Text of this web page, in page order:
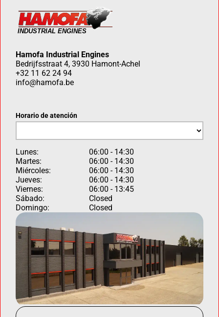
Hamofa Industrial Engines
Bedrijfsstraat 4, 3930 Hamont-Achel
+32 11 62 24 94
info@hamofa.be
Horario de atención
Lunes:
06:00 - 14:30
Martes:
06:00 - 14:30
Miércoles:
06:00 - 14:30
Jueves:
06:00 - 14:30
Viernes:
06:00 - 13:45
Sábado:
Closed
Domingo:
Closed